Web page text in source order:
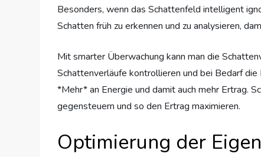
Besonders, wenn das Schattenfeld intelligent
Schatten früh zu erkennen und zu analysieren,
Mit smarter Überwachung kann man die
Schattenverläufe kontrollieren und bei Bedarf
*Mehr* an Energie und damit auch mehr Ertrag.
gegensteuern und so den Ertrag maximieren.
Optimierung der